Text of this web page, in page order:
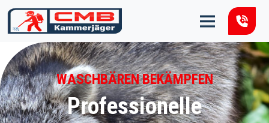
Zum Inhalt springen
WASCHBÄREN BEKÄMPFEN
Professionelle